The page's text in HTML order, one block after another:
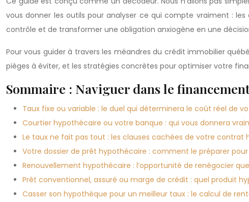
vous donner les outils pour analyser ce qui compte vraiment :
contrôle et de transformer une obligation anxiogène en une
Pour vous guider à travers les méandres du crédit immobilier
pièges à éviter, et les stratégies concrètes pour optimiser votre
Sommaire : Naviguer dans le
Taux fixe ou variable : le duel qui déterminera le coût réel de
Courtier hypothécaire ou votre banque : qui vous donnera
Le taux ne fait pas tout : les clauses cachées de votre
Votre dossier de prêt hypothécaire : comment le préparer
Renouvellement hypothécaire : l’opportunité de renégocier
Prêt conventionnel, assuré ou marge de crédit : quel produit
Casser son hypothèque pour un meilleur taux : le calcul de